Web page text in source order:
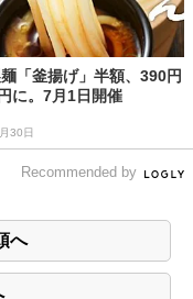
「釜揚げ」半額、390円
に。7月1日開催
30日
Recommended by
へ